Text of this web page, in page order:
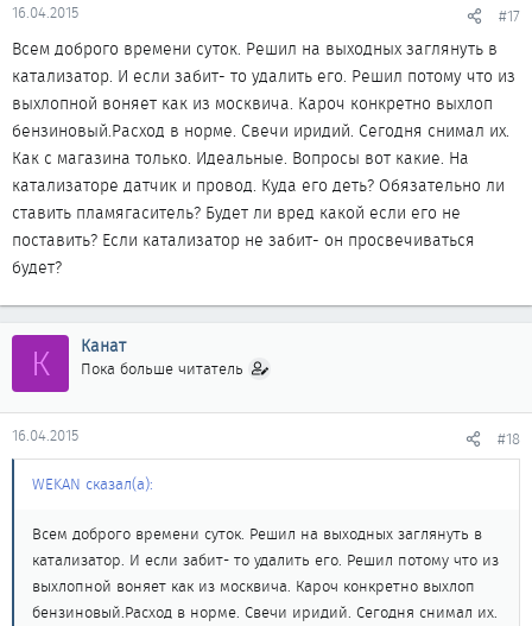
16.04.2015 #17
Всем доброго времени суток. Решил на выходных заглянуть в
катализатор. И если забит- то удалить его. Решил потому что из
выхлопной воняет как из москвича. Кароч конкретно выхлоп
бензиновый.Расход в норме. Свечи иридий. Сегодня снимал их.
Как с магазина только. Идеальные. Вопросы вот какие. На
катализаторе датчик и провод. Куда его деть? Обязательно ли
ставить пламягаситель? Будет ли вред какой если его не
поставить? Если катализатор не забит- он просвечиваться
будет?
К Канат
Пока больше читатель
16.04.2015 #18
WEKAN сказал(а):
Всем доброго времени суток. Решил на выходных заглянуть в
катализатор. И если забит- то удалить его. Решил потому что из
выхлопной воняет как из москвича. Кароч конкретно выхлоп
бензиновый.Расход в норме. Свечи иридий. Сегодня снимал их.